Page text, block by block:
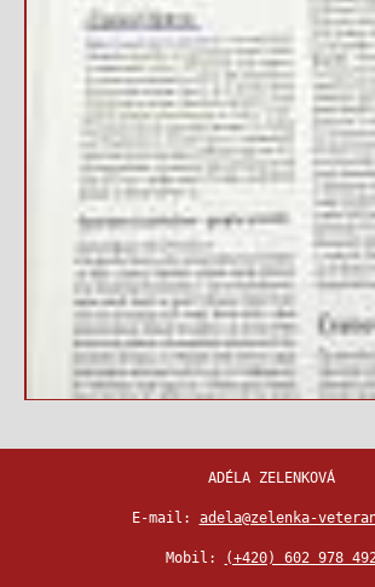
ADÉLA ZELENKOVÁ
E-mail: adela@zelenka-
Mobil: (+420) 602 978